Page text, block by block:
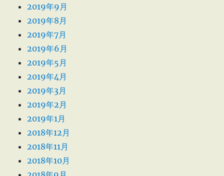
2019年9月
2019年8月
2019年7月
2019年6月
2019年5月
2019年4月
2019年3月
2019年2月
2019年1月
2018年12月
2018年11月
2018年10月